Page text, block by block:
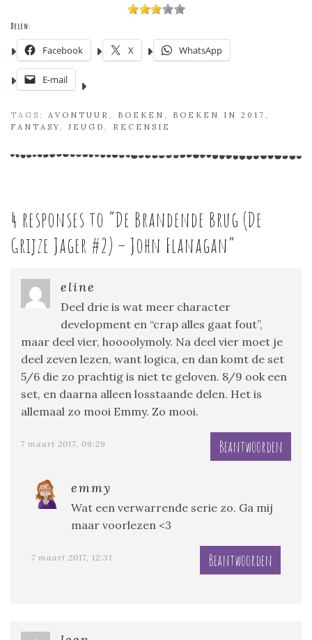
Delen:
Facebook X WhatsApp
E-mail
TAGS: AVONTUUR , BOEKEN , BOEKEN IN 2017 ,
FANTASY, JEUGD , RECENSIE
4 responses to “De Brandende Brug (De
Grijze Jager #2) – John Flanagan”
eline
Deel drie is wat meer character
development en “crap alles gaat fout”,
maar deel vier, hoooolymoly. Na deel vier moet je
deel zeven lezen, want logica, en dan komt de set
5/6 die zo prachtig is niet te geloven. 8/9 ook een
set, en daarna alleen losstaande delen. Het is
allemaal zo mooi Emmy. Zo mooi.
7 maart 2017, 09:29 Beantwoorden
emmy
Wat een verwarrende serie zo. Ga mij
maar voorlezen <3
7 maart 2017, 12:31 Beantwoorden